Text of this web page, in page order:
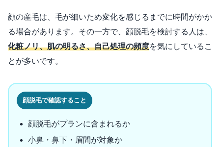
顔の産毛は、毛が細いため変化を感じるまでに時間がかか
る場合があります。その一方で、顔脱毛を検討する人は、
化粧ノリ、肌の明るさ、自己処理の頻度を気にしているこ
とが多いです。
顔脱毛で確認すること
顔脱毛がプランに含まれるか
小鼻・鼻下・眉間が対象か